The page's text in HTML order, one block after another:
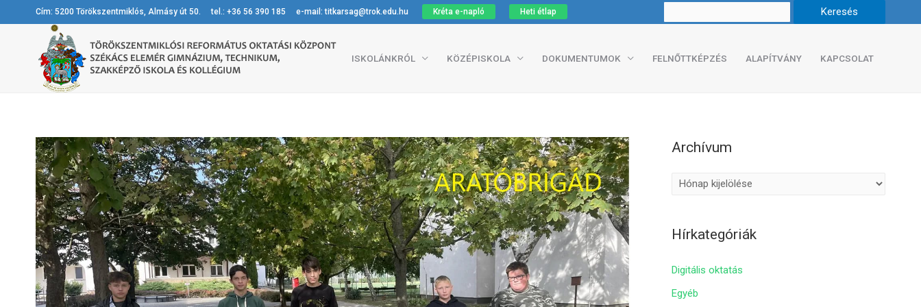
Kréta e-napló
Cím: 5200 Törökszentmiklós, Almásy út 50. tel.: +36 56 390 185 e-mail: titkarsag@trok.edu.hu Heti étlap
ISKOLÁNKRÓL KÖZÉPISKOLA DOKUMENTUMOK FELNŐTTKÉPZÉS ALAPÍTVÁNY KAPCSOLAT
Archívum
í
Hírkategóriák
Digitális oktatás
Egyéb